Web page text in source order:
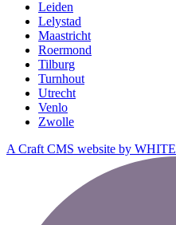
Leiden
Lelystad
Maastricht
Roermond
Tilburg
Turnhout
Utrecht
Venlo
Zwolle
A Craft CMS website by WHITE